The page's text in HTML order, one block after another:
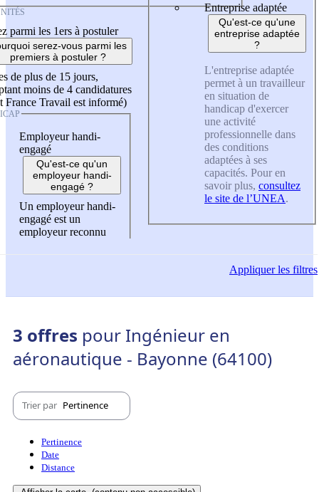
parmi les 1ers à postuler
serez-vous parmi les
premiers à postuler ?
de plus de 15 jours,
moins de 4 candidatures
France Travail est informé)
Employeur handi-
engagé
Qu'est-ce qu'un
employeur handi-
engagé ?
Un employeur handi-
engagé est un
employeur reconnu
Entreprise adaptée
Qu'est-ce qu'une
entreprise adaptée
?
L'entreprise adaptée
permet à un travailleur
en situation de
handicap d'exercer
une activité
professionnelle dans
des conditions
adaptées à ses
capacités. Pour en
savoir plus, consultez
le site de l’UNEA.
Appliquerles filtres
3 offres pour Ingénieur en
aéronautique - Bayonne (64100)
Trier par Pertinence
Pertinence
Date
Distance